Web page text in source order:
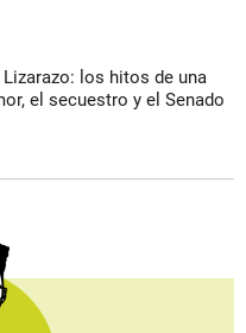
los hitos de una
el secuestro y el Senado